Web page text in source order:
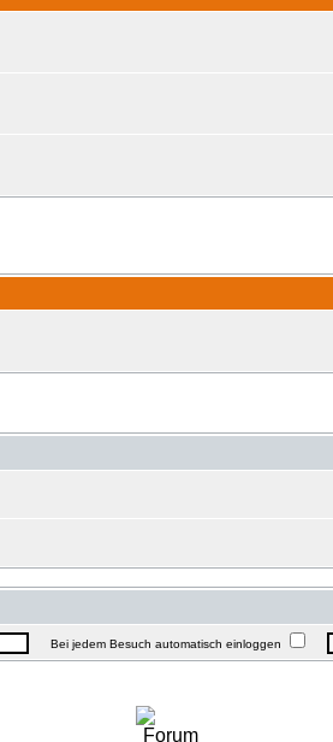
Bei jedem Besuch automatisch einloggen